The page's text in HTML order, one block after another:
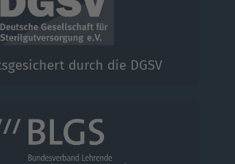
durch die DGSV